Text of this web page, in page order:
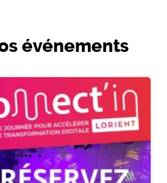
événements